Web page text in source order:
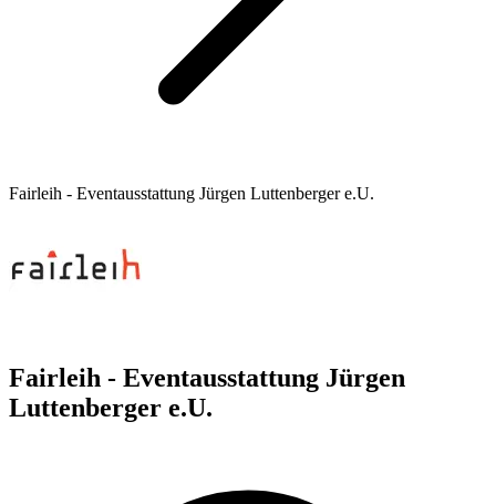
Fairleih - Eventausstattung Jürgen Luttenberger e.U.
Fairleih - Eventausstattung Jürgen
Luttenberger e.U.